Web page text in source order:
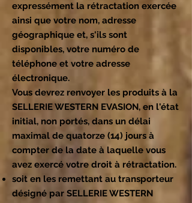
expressément la rétractation exercée
ainsi que votre nom, adresse
géographique et, s'ils sont
disponibles, votre numéro de
téléphone et votre adresse
électronique.
Vous devrez renvoyer les produits à la
SELLERIE WESTERN EVASION, en l'état
initial, non portés, dans un délai
maximal de quatorze (14) jours à
compter de la date à laquelle vous
avez exercé votre droit à rétractation.
soit en les remettant au transporteur
désigné par SELLERIE WESTERN